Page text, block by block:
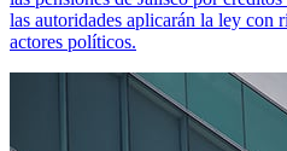
las autoridades aplicarán la ley con
actores políticos.